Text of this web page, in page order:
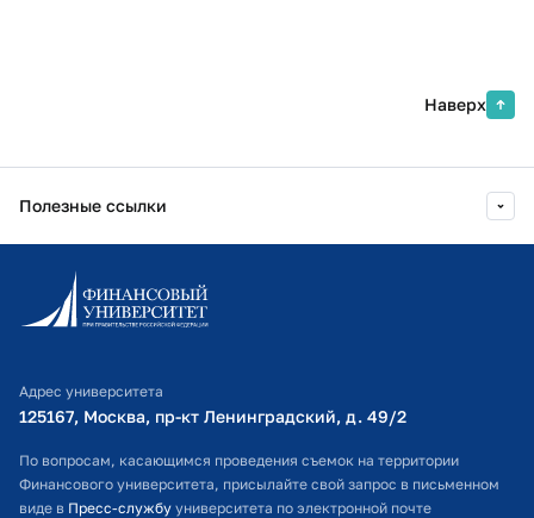
Наверх
Полезные ссылки
Информационно-образовательный портал
Личный кабинет поступающего
Оплата обучения
Расписание занятий
Студенческий офис
Адрес университета
125167, Москва, пр-кт Ленинградский, д. 49/2​
По вопросам, касающимся проведения съемок на территории
Финансового университета, присылайте свой запрос в письменном
виде в Пресс-службу университета по электронной почте